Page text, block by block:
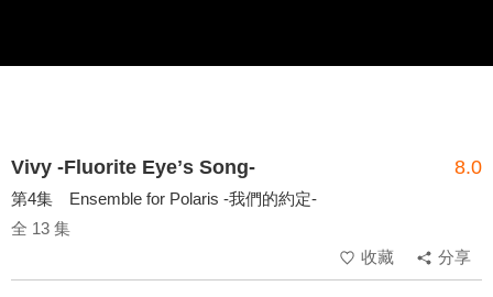
Vivy -Fluorite Eyeʼs Song- 8.0
第4集 Ensemble for Polaris -我們的約定-
全 13 集
收藏
分享